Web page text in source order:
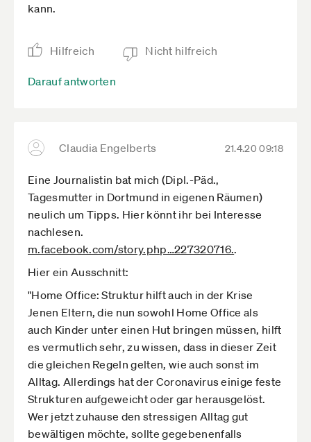
kann.
Hilfreich Nicht hilfreich
Darauf antworten
Claudia Engelberts 21.4.20 09:18
Eine Journalistin bat mich (Dipl.-Päd.,
Tagesmutter in Dortmund in eigenen Räumen)
neulich um Tipps. Hier könnt ihr bei Interesse
nachlesen.
m.facebook.com­/story.php­…227320716..
Hier ein Ausschnitt:
"Home Office: Struktur hilft auch in der Krise
Jenen Eltern, die nun sowohl Home Office als
auch Kinder unter einen Hut bringen müssen, hilft
es vermutlich sehr, zu wissen, dass in dieser Zeit
die gleichen Regeln gelten, wie auch sonst im
Alltag. Allerdings hat der Coronavirus einige feste
Strukturen aufgeweicht oder gar herausgelöst.
Wer jetzt zuhause den stressigen Alltag gut
bewältigen möchte, sollte gegebenenfalls